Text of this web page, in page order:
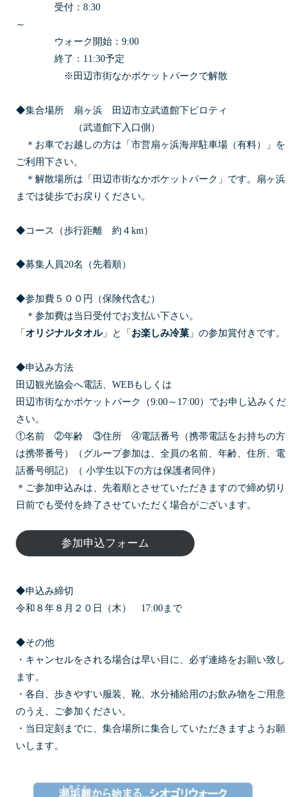
受付：8:30
～
ウォーク開始：9:00
終了：11:30予定
※田辺市街なかポケットパークで解散
◆集合場所 扇ヶ浜 田辺市立武道館下ピロティ
（武道館下入口側）
＊お車でお越しの方は「市営扇ヶ浜海岸駐車場（有料）」を
ご利用下さい。
＊解散場所は「田辺市街なかポケットパーク」です。扇ヶ浜
までは徒歩でお戻りください。
◆コース（歩行距離 約４km）
◆募集人員20名（先着順）
◆参加費５００円（保険代含む）
＊参加費は当日受付でお支払い下さい。
「オリジナルタオル」と「お楽しみ冷菓」の参加賞付きです。
◆申込み方法
田辺観光協会へ電話、WEBもしくは
田辺市街なかポケットパーク（9:00～17:00）でお申し込みくだ
さい。
①名前 ②年齢 ③住所 ④電話番号（携帯電話をお持ちの方
は携帯番号）（グループ参加は、全員の名前、年齢、住所、電
話番号明記）（ 小学生以下の方は保護者同伴）
＊ご参加申込みは、先着順とさせていただきますので締め切り
日前でも受付を終了させていただく場合がございます。
参加申込フォーム
◆申込み締切
令和８年８月２０日（木） 17:00まで
◆その他
・キャンセルをされる場合は早い目に、必ず連絡をお願い致し
ます。
・各自、歩きやすい服装、靴、水分補給用のお飲み物をご用意
のうえ、ご参加ください。
・当日定刻までに、集合場所に集合していただきますようお願
いします。